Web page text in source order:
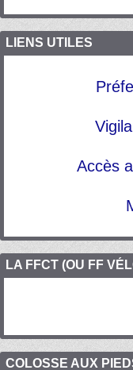
LIENS UTILES
Accès
LA FFCT (OU FF
COLOSSE AUX